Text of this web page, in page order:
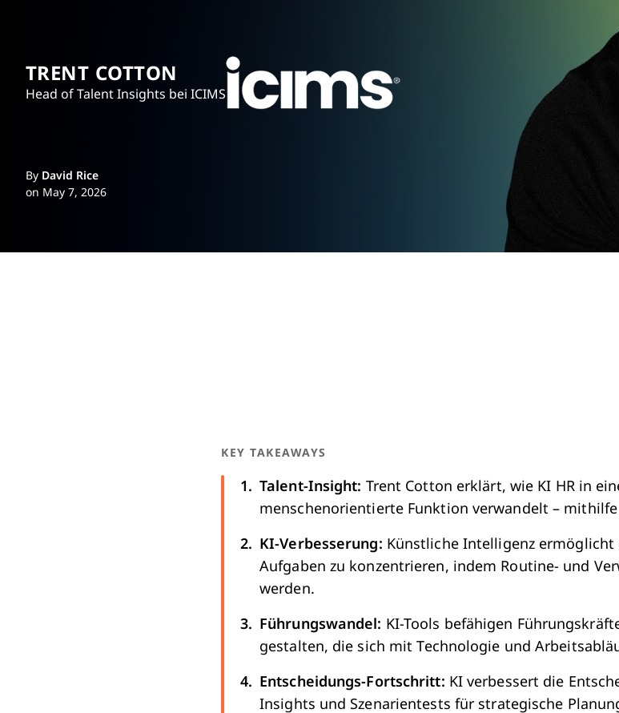
TRENT COTTON
Head of Talent Insights bei ICIMS
By David Rice
on May 7, 2026
KEY TAKEAWAYS
Talent-Insight: Trent Cotton erklärt, wie KI HR in
menschenorientierte Funktion verwandelt –
KI-Verbesserung: Künstliche Intelligenz ermöglicht
Aufgaben zu konzentrieren, indem Routine- und
werden.
Führungswandel: KI-Tools befähigen
gestalten, die sich mit Technologie und
Entscheidungs-Fortschritt: KI verbessert die
Insights und Szenarientests für strategische